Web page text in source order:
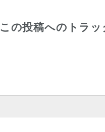
この投稿へのトラッ